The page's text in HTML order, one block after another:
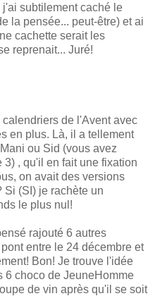
subtilement caché le
la pensée... peut-être) et ai
cachette serait les
reprenait... Juré!
de l'Avent avec
en plus. Là, il a tellement
ou Sid (vous avez
, qu'il en fait une fixation
on avait des versions
Si (SI) je rachète un
le plus nul!
rajouté 6 autres
entre le 24 décembre et
Bon! Je trouve l'idée
6 choco de JeuneHomme
de vin après qu'il se soit